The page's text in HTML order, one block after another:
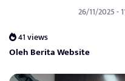
26/11/2025 -
41 views
Oleh Berita Website